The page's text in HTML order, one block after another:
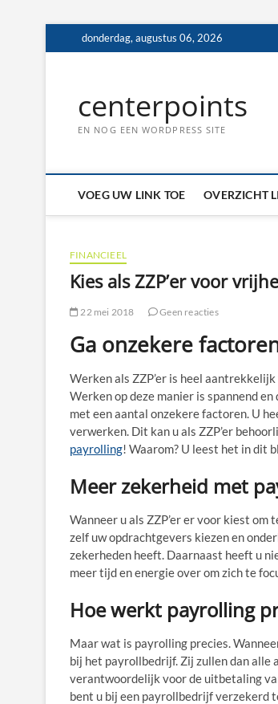
naar
donderdag, augustus 06, 2026
centerpoints
EN NOG EEN WORDPRESS SITE
VOEG UW LINK TOE OVERZICHT
FINANCIEEL
Kies als ZZP’er voor
22 mei 2018 Geen reacties
Ga onzekere
Werken als ZZP’er is heel
Werken op deze manier is spannend
met een aantal onzekere factoren. U
verwerken. Dit kan u als ZZP’er
payrolling! Waarom? U leest het in dit
Meer zekerheid met
Wanneer u als ZZP’er er voor kiest
zelf uw opdrachtgevers kiezen en
zekerheden heeft. Daarnaast heeft u
meer tijd en energie over om zich te
Hoe werkt payrolling
Maar wat is payrolling precies.
bij het payrollbedrijf. Zij zullen dan
verantwoordelijk voor de uitbetaling
bent u bij een payrollbedrijf verzekerd